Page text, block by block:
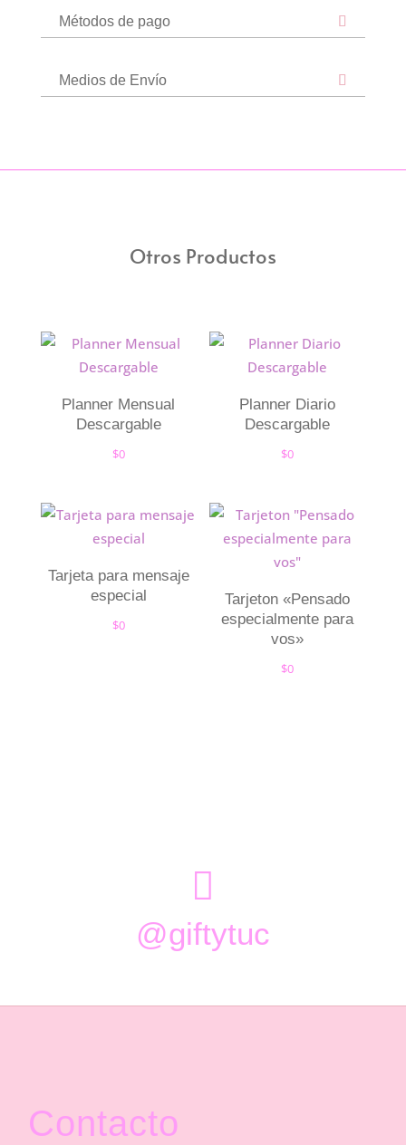
Métodos de pago
Medios de Envío
Otros Productos
Planner Mensual
Descargable
$0
Planner Diario
Descargable
$0
Tarjeta para mensaje
especial
$0
Tarjeton «Pensado
especialmente para
vos»
$0

@giftytuc
Contacto